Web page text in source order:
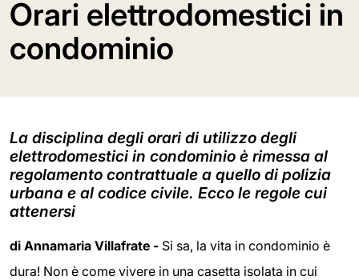
Orari elettrodomestici in
condominio
La disciplina degli orari di utilizzo degli
elettrodomestici in condominio è rimessa al
regolamento contrattuale a quello di polizia
urbana e al codice civile. Ecco le regole cui
attenersi
di Annamaria Villafrate - Si sa, la vita in condominio è
dura! Non è come vivere in una casetta isolata in cui